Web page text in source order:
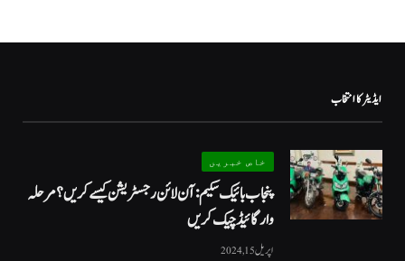
ایڈیٹر کا انتخاب
خاص خبریں
پنجاب بائیک سکیم: آن لائن رجسٹریشن کیسے کریں؟ مرحلہ
وار گائیڈ چیک کریں
اپریل 15, 2024